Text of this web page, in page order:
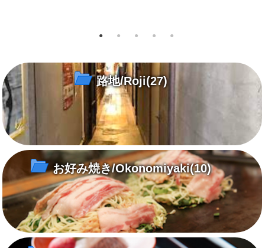
尾道ブランドづくりで、発案し
心のこもった1本の手造りおの
路地/Roji(27)
お好み焼き/Okonomiyaki(10)